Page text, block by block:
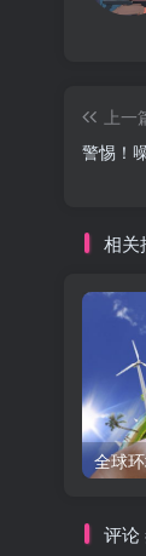
上一
警惕！
相关
评论